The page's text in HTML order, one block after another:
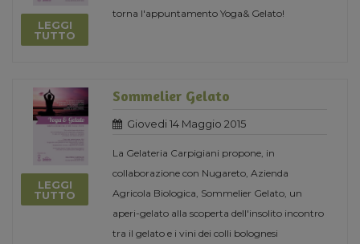
LEGGI
TUTTO
torna l'appuntamento Yoga& Gelato!
LEGGI
TUTTO
Sommelier Gelato
Giovedi 14 Maggio 2015
La Gelateria Carpigiani propone, in
collaborazione con Nugareto, Azienda
Agricola Biologica, Sommelier Gelato, un
aperi-gelato alla scoperta dell'insolito incontro
tra il gelato e i vini dei colli bolognesi